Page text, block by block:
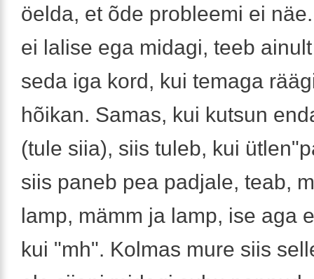
öelda, et õde probleemi ei
ei lalise ega midagi, teeb
seda iga kord, kui temaga
hõikan. Samas, kui kutsun
(tule siia), siis tuleb, kui
siis paneb pea padjale, teab,
lamp, mämm ja lamp, ise aga
kui "mh". Kolmas mure siis